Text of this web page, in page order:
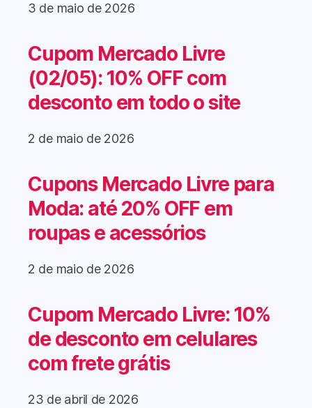
3 de maio de 2026
Cupom Mercado Livre
(02/05): 10% OFF com
desconto em todo o site
2 de maio de 2026
Cupons Mercado Livre para
Moda: até 20% OFF em
roupas e acessórios
2 de maio de 2026
Cupom Mercado Livre: 10%
de desconto em celulares
com frete grátis
23 de abril de 2026